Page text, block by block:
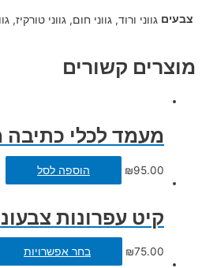
צבעים גווני ורוד, גווני חום, גווני טורקיז,
מוצרים קשורים
מעמד לכלי כתיבה
₪95.00 הוספה לסל
קיט עפרונות
₪75.00 בחר אפשרויות